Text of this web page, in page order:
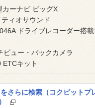
カーナビ ビッグX
ィオサウンド
ドライブレコーダー搭
ビュー・バックカメラ
ETCキット
さらに検索（コクピットプ